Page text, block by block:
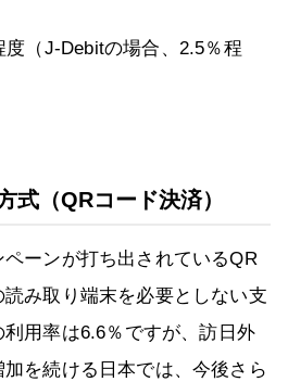
（J-Debitの場合、2.5％程
式（QRコード決済）
ーンが打ち出されているQR
み取り端末を必要としない支
用率は6.6％ですが、訪日外
を続ける日本では、今後さら